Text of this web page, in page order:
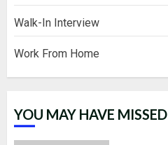
Walk-In Interview
Work From Home
YOU MAY HAVE MISSED